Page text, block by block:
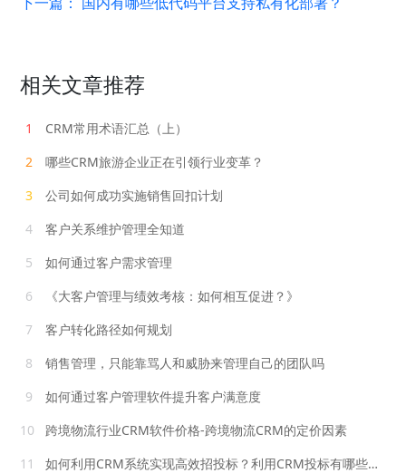
相关文章推荐
1
CRM常用术语汇总（上）
2
哪些CRM旅游企业正在引领行业变革？
3
公司如何成功实施销售回扣计划
4
客户关系维护管理全知道
5
如何通过客户需求管理
6
《大客户管理与绩效考核：如何相互促进？》
7
客户转化路径如何规划
8
销售管理，只能靠骂人和威胁来管理自己的团队吗
9
如何通过客户管理软件提升客户满意度
10
跨境物流行业CRM软件价格-跨境物流CRM的定价因素
11
如何利用CRM系统实现高效招投标？利用CRM投标有哪些步骤